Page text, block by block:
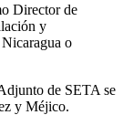
Director de
y
o
de SETA se
y Méjico.